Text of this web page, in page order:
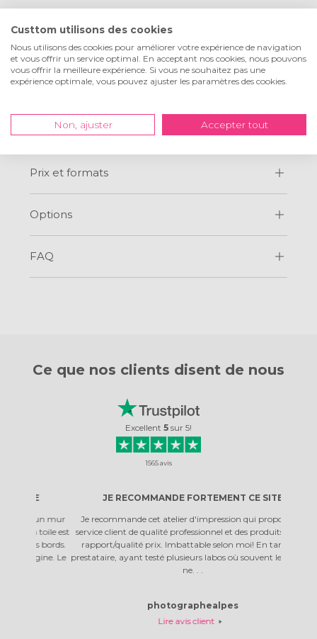
télé­chargez votre photo ou image, puis choisissez le format et
le cadrage. Ensuite il ne vous reste qu'à remplir vos coordonnées
et à payer. Simple, non ? Et dans les 5 jours qui suivent, vous
recevez chez vous votre photo sur bois !
Si vous avez d'autres questions concernant l'impression photo
plaisir de vous aider.
Prix et formats
Options
FAQ
Ce que nos clients disent de nous
Excellent 5 sur 5!
1565avis
JE RECOMMANDE FORTEMENT CE SITE
Je recommande cet atelier d'impression qui propose un
service client de qualité professionnel et des produits à bon
rapport/qualité prix. Imbattable selon moi! En tant que
prestataire, ayant testé plusieurs labos où souvent le résultat
photographealpes
Lire avis client
Custtom utilisons des cookies
Nous utilisons des cookies pour améliorer votre expérience de navigation
et vous offrir un service optimal. En acceptant nos cookies, nous pouvons
vous offrir la meilleure expérience. Si vous ne souhaitez pas une
expérience optimale, vous pouvez ajuster les paramètres des cookies.
Non, ajuster Accepter tout